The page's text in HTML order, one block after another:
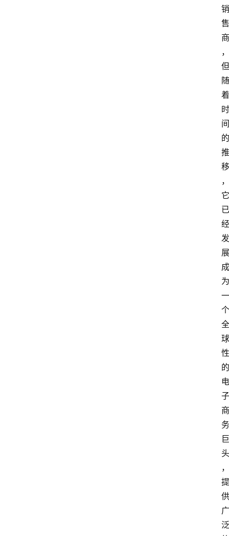
销
售
商
，
但
随
着
时
间
的
推
移
，
它
已
经
发
展
成
为
一
个
全
球
性
的
电
子
商
务
巨
头
，
提
供
广
泛